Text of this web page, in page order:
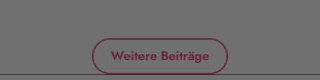
Weitere Beiträge